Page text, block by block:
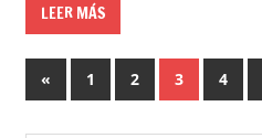
LEER MÁS
Paginación
«Entradas
anteriores
1 2 3 4